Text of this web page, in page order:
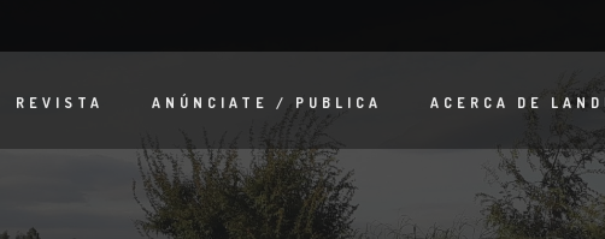
REVISTA ANÚNCIATE / PUBLICA ACERCA DE